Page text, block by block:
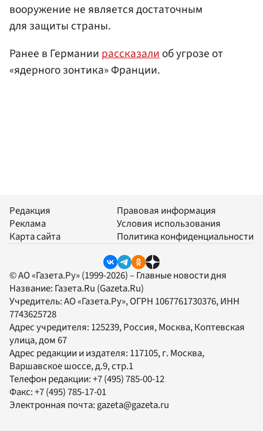
вооружение не является достаточным
для защиты страны.
Ранее в Германии рассказалиоб угрозе от
«ядерного зонтика» Франции.
Редакция
Реклама
Карта сайта
Правовая информация
Условия использования
Политика конфиденциальности
© АО «Газета.Ру» (1999-2026) – Главные новости дня
Название: Газета.Ru (Gazeta.Ru)
Учредитель:АО «Газета.Ру», ОГРН 1067761730376, ИНН
7743625728
Адрес учредителя: 125239, Россия, Москва, Коптевская
улица, дом 67
Адрес редакции и издателя: 117105, г. Москва,
Варшавское шоссе, д.9, стр.1
Телефон редакции:+7 (495) 785-00-12
Факс:+7 (495) 785-17-01
Электронная почта:gazeta@gazeta.ru